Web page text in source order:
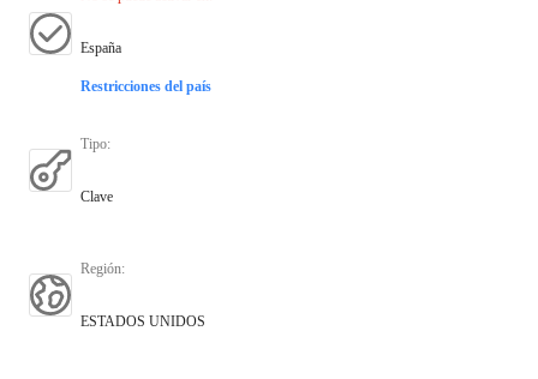
España
Restricciones del país
Tipo:
Clave
Región:
ESTADOS UNIDOS